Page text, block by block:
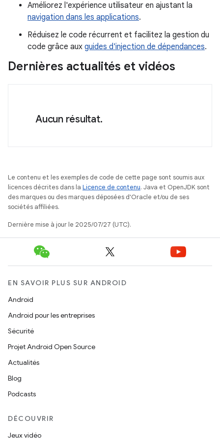
Améliorez l'expérience utilisateur en ajustant la
navigation dans les applications.
Réduisez le code récurrent et facilitez la gestion du
code grâce aux guides d'injection de dépendances.
Dernières actualités et vidéos
Aucun résultat.
Le contenu et les exemples de code de cette page sont soumis aux
licences décrites dans la Licence de contenu. Java et OpenJDK sont
des marques ou des marques déposées d'Oracle et/ou de ses
sociétés affiliées.
Dernière mise à jour le 2025/07/27 (UTC).
EN SAVOIR PLUS SUR ANDROID
Android
Android pour les entreprises
Sécurité
Projet Android Open Source
Actualités
Blog
Podcasts
DÉCOUVRIR
Jeux vidéo